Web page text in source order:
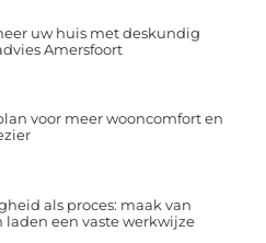
uw huis met deskundig
Amersfoort
voor meer wooncomfort en
als proces: maak van
laden een vaste werkwijze